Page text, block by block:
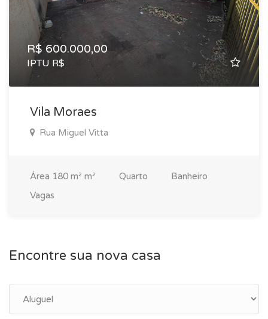
R$ 600.000,00
IPTU R$
Vila Moraes
Rua Miguel Vitta
Área 180 m² m² Quarto
Banheiro
Vagas
Encontre sua nova casa